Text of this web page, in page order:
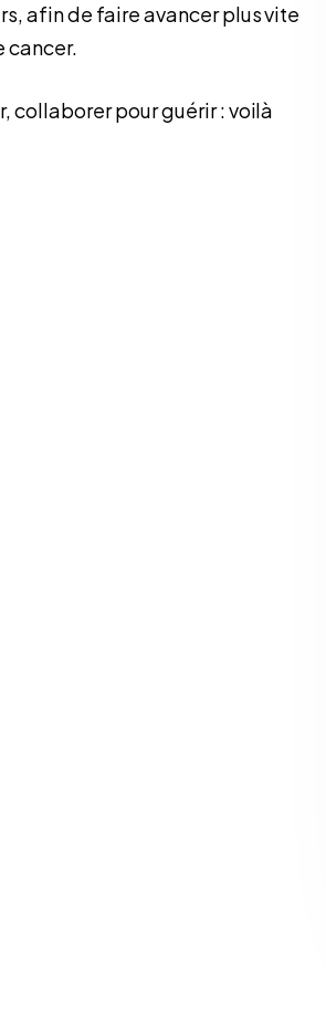
afin de faire avancer plus vite
cancer.
collaborer pour guérir : voilà